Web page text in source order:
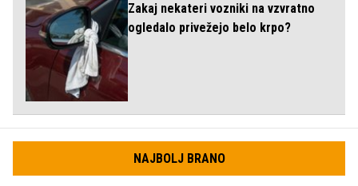
Zakaj nekateri vozniki na vzvratno
ogledalo privežejo belo krpo?
NAJBOLJ BRANO